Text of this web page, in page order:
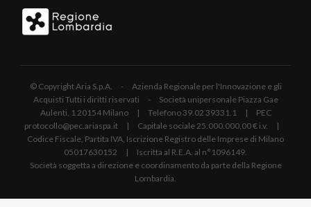
© Copyright Aria S.p.A. - Azienda Regionale per l'Innovazione e gli
Acquisti Tutti i diritti riservati - Società unipersonale Piazza Gae
Aulenti, 1 20154 Milano | Telefono 39.02 39331.1 | PEC
protocollo@pec.ariaspa.it | Capitale sociale 25.000.000,00 € i.v. |
Codice Fiscale, Partita IVA, Iscrizione Registro delle Imprese di Milano
05017630152 | Iscritta al R.E.A. al n°1096149.
Società soggetta a direzione e coordinamento da parte della Regione
Lombardia.